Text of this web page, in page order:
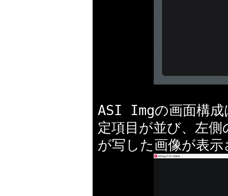
ASI Imgの画面構成
定項目が並び、左側
が写した画像が表